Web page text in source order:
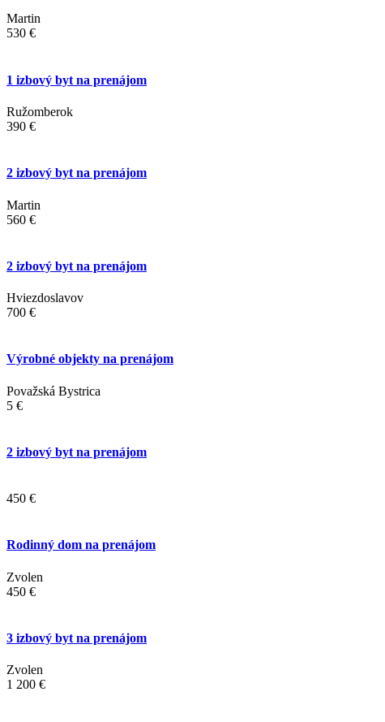
Martin
530 €
1 izbový byt na prenájom
Ružomberok
390 €
2 izbový byt na prenájom
Martin
560 €
2 izbový byt na prenájom
Hviezdoslavov
700 €
Výrobné objekty na prenájom
Považská Bystrica
5 €
2 izbový byt na prenájom
450 €
Rodinný dom na prenájom
Zvolen
450 €
3 izbový byt na prenájom
Zvolen
1 200 €